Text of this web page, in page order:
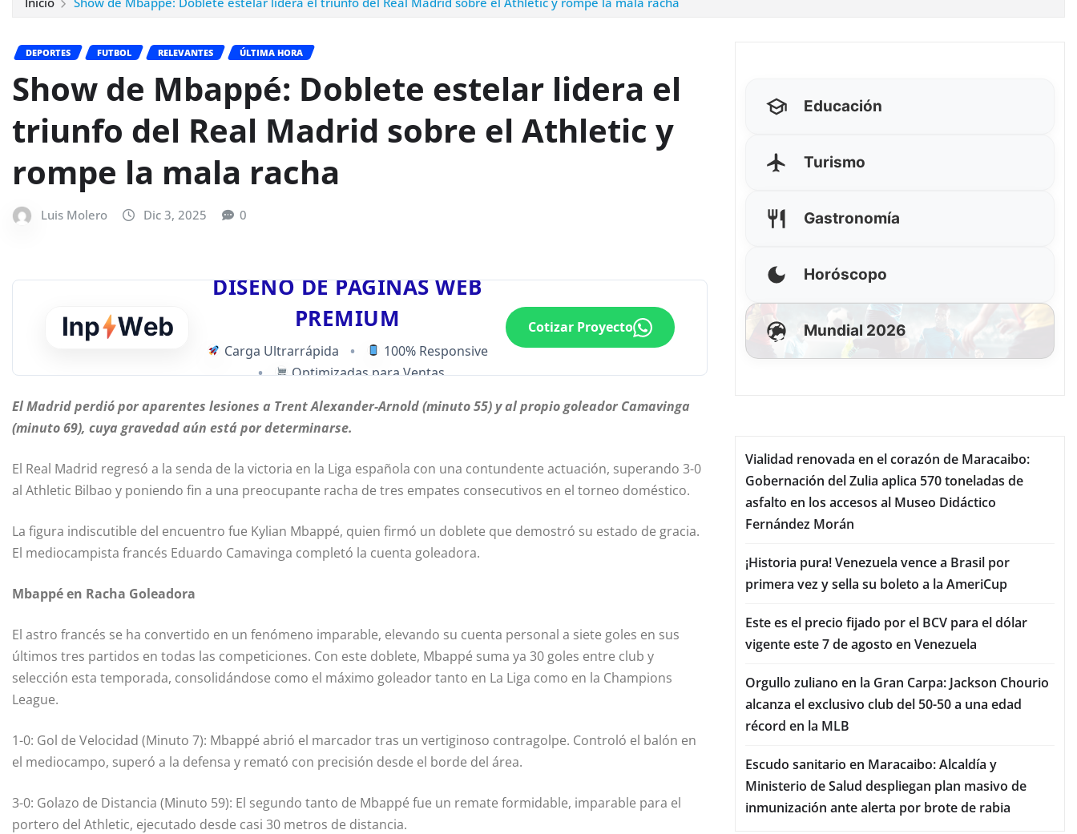
DEPORTES FUTBOL RELEVANTES ÚLTIMA HORA
Show de Mbappé: Doblete estelar lidera el
triunfo del Real Madrid sobre el Athletic y
rompe la mala racha
Luis Molero Dic 3, 2025 0
DISEÑO DE PÁGINAS WEB
PREMIUM
Carga Ultrarrápida •
100% Responsive
•
Optimizadas para Ventas
Cotizar Proyecto
El Madrid perdió por aparentes lesiones a Trent Alexander-Arnold (minuto 55) y al propio goleador Camavinga
(minuto 69), cuya gravedad aún está por determinarse.
El Real Madrid regresó a la senda de la victoria en la Liga española con una contundente actuación, superando 3-0
al Athletic Bilbao y poniendo fin a una preocupante racha de tres empates consecutivos en el torneo doméstico.
La figura indiscutible del encuentro fue Kylian Mbappé, quien firmó un doblete que demostró su estado de gracia.
El mediocampista francés Eduardo Camavinga completó la cuenta goleadora.
Mbappé en Racha Goleadora
El astro francés se ha convertido en un fenómeno imparable, elevando su cuenta personal a siete goles en sus
últimos tres partidos en todas las competiciones. Con este doblete, Mbappé suma ya 30 goles entre club y
selección esta temporada, consolidándose como el máximo goleador tanto en La Liga como en la Champions
League.
1-0: Gol de Velocidad (Minuto 7): Mbappé abrió el marcador tras un vertiginoso contragolpe. Controló el balón en
el mediocampo, superó a la defensa y remató con precisión desde el borde del área.
3-0: Golazo de Distancia (Minuto 59): El segundo tanto de Mbappé fue un remate formidable, imparable para el
portero del Athletic, ejecutado desde casi 30 metros de distancia.
Educación
Turismo
Gastronomía
Horóscopo
Mundial 2026
Vialidad renovada en el corazón de Maracaibo:
Gobernación del Zulia aplica 570 toneladas de
asfalto en los accesos al Museo Didáctico
Fernández Morán
¡Historia pura! Venezuela vence a Brasil por
primera vez y sella su boleto a la AmeriCup
Este es el precio fijado por el BCV para el dólar
vigente este 7 de agosto en Venezuela
Orgullo zuliano en la Gran Carpa: Jackson Chourio
alcanza el exclusivo club del 50-50 a una edad
récord en la MLB
Escudo sanitario en Maracaibo: Alcaldía y
Ministerio de Salud despliegan plan masivo de
inmunización ante alerta por brote de rabia